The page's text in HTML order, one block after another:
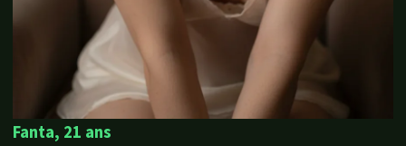
Fanta, 21 ans